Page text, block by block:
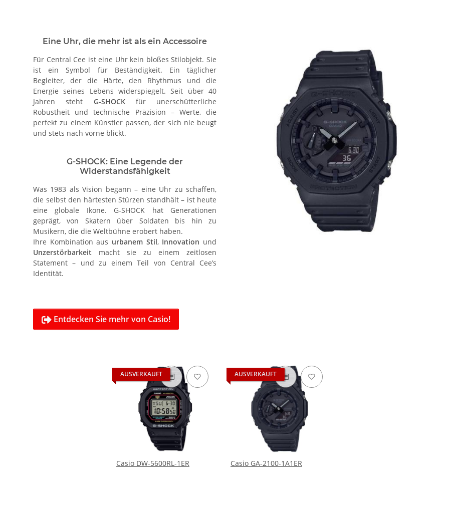
Eine Uhr, die mehr ist als ein Accessoire
Für Central Cee ist eine Uhr kein bloßes Stilobjekt. Sie
ist ein Symbol für Beständigkeit. Ein täglicher
Begleiter, der die Härte, den Rhythmus und die
Energie seines Lebens widerspiegelt. Seit über 40
Jahren steht G-SHOCKfür unerschütterliche
Robustheit und technische Präzision – Werte, die
perfekt zu einem Künstler passen, der sich nie beugt
und stets nach vorne blickt.
G-SHOCK: Eine Legende der
Widerstandsfähigkeit
Was 1983 als Vision begann – eine Uhr zu schaffen,
die selbst den härtesten Stürzen standhält – ist heute
eine globale Ikone. G-SHOCK hat Generationen
geprägt, von Skatern über Soldaten bis hin zu
Musikern, die die Weltbühne erobert haben.
Ihre Kombination aus urbanem Stil, Innovation und
Unzerstörbarkeit macht sie zu einem zeitlosen
Statement – und zu einem Teil von Central Cee’s
Identität.
 Entdecken Sie mehr von Casio!
AUSVERKAUFT
Casio DW-5600RL-1ER
AUSVERKAUFT
Casio GA-2100-1A1ER